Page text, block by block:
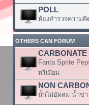
POLL
ห้องสำรวจความ
OTHERS CAN FORUM
CARBONATE
Fanta Sprite
พรีเมียม
NON
น้ำไม่อัดลม น้ำชา